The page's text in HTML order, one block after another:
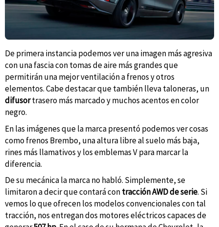
De primera instancia podemos ver una imagen más agresiva
con una fascia con tomas de aire más grandes que
permitirán una mejor ventilación a frenos y otros
elementos. Cabe destacar que también lleva taloneras, un
difusortrasero más marcado y muchos acentos en color
negro.
En las imágenes que la marca presentó podemos ver cosas
como frenos Brembo, una altura libre al suelo más baja,
rines más llamativos y los emblemas V para marcar la
diferencia.
De su mecánica la marca no habló. Simplemente, se
limitaron a decir que contará contracción AWD de serie. Si
vemos lo que ofrecen los modelos convencionales con tal
tracción, nos entregan dos motores eléctricos capaces de